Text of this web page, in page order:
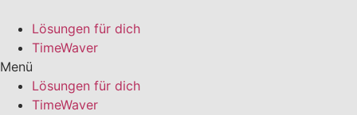
Inhalt
wechseln
Lösungen für dich
TimeWaver
Menü
Lösungen für dich
TimeWaver